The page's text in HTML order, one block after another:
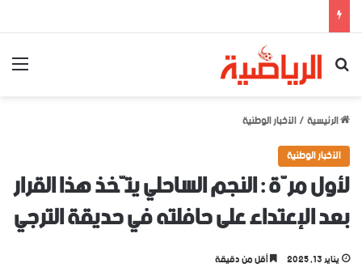
بحث عن
الرئيسية/الأخبار الوطنية
الأخبار الوطنية
ﻷول مرّة : النجم الساحلي يتّخذ هذا القرار
بعد الإعتداء على حافلته في حديقة الترجي
يناير 13, 2025 أقل من دقيقة